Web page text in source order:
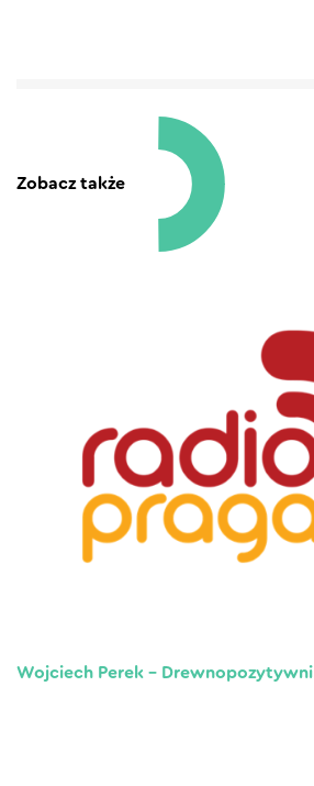
Zobacz także
Wojciech Perek – Drewnopozytywni